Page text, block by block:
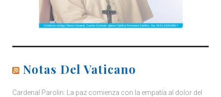
Notas Del Vaticano
Cardenal Parolin: La paz comienza con la empatía al dolor del